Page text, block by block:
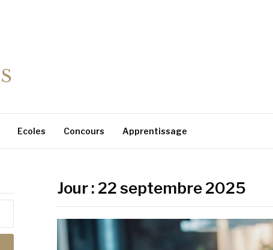
Ecoles Concours Apprentissage
Jour : 22 septembre 2025